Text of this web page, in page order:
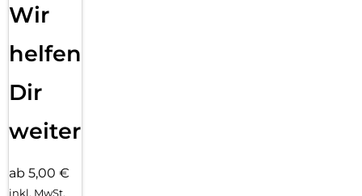
Wir
helfen
Dir
weiter
ab 5,00 €
inkl. MwSt.